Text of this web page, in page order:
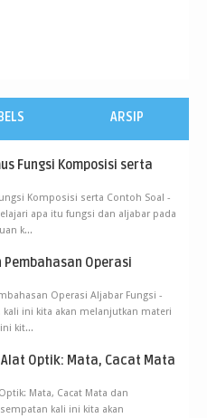
ARSIP
Fungsi Komposisi serta
Komposisi serta Contoh Soal -
apa itu fungsi dan aljabar pada
k...
Pembahasan Operasi
Operasi Aljabar Fungsi -
kali ini kita akan melanjutkan materi
kit...
Optik: Mata, Cacat Mata
Mata, Cacat Mata dan
kali ini kita akan